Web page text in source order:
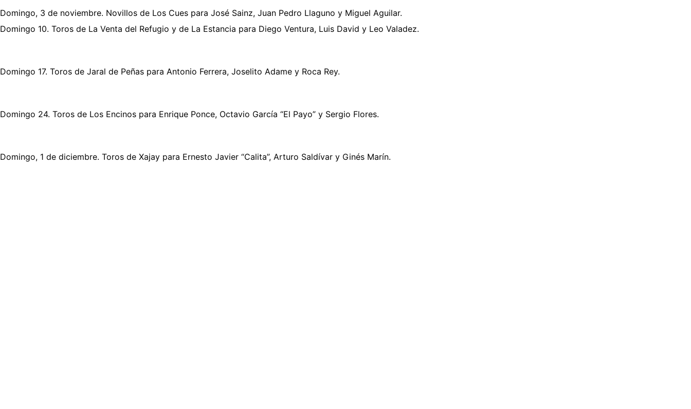
Domingo, 3 de noviembre. Novillos de Los Cues para José Sainz, Juan Pedro Llaguno y Miguel Aguilar.
Domingo 10. Toros de La Venta del Refugio y de La Estancia para Diego Ventura, Luis David y Leo Valadez.
Domingo 17. Toros de Jaral de Peñas para Antonio Ferrera, Joselito Adame y Roca Rey.
Domingo 24. Toros de Los Encinos para Enrique Ponce, Octavio García “El Payo” y Sergio Flores.
Domingo, 1 de diciembre. Toros de Xajay para Ernesto Javier “Calita”, Arturo Saldívar y Ginés Marín.